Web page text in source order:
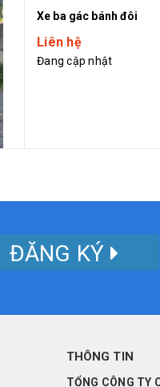
Xe ba gác bánh đôi
Liên hệ
Đang cập nhật
ĐĂNG KÝ
THÔNG TIN
TỔNG CÔNG TY